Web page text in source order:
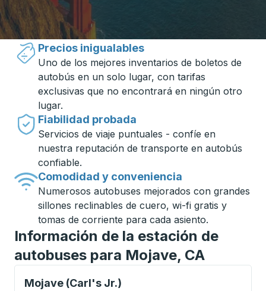
Viajar hecho simple con Trailways
Precios inigualables
Uno de los mejores inventarios de boletos de
autobús en un solo lugar, con tarifas
exclusivas que no encontrará en ningún otro
lugar.
Fiabilidad probada
Servicios de viaje puntuales - confíe en
nuestra reputación de transporte en autobús
confiable.
Comodidad y conveniencia
Numerosos autobuses mejorados con grandes
sillones reclinables de cuero, wi-fi gratis y
tomas de corriente para cada asiento.
Información de la estación de
autobuses para Mojave, CA
Mojave (Carl's Jr.)
Curbside Stop, utilice las teclas de flecha o la tecla